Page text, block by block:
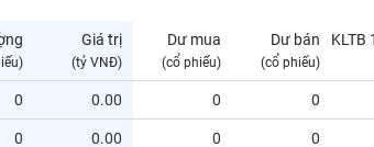
Giá trị
(tỷ VNĐ)
Dư mua
(cổ phiếu)
Dư bán
(cổ phiếu)
KLTB
0 0.00 0 0
0 0.00 0 0